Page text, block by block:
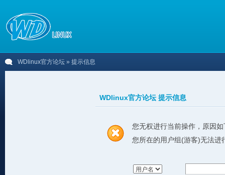
WDlinux官方论坛 » 提示信息
WDlinux官方论坛 提示信息
您无权进行当前操作，原因如
您所在的用户组(游客)无法进